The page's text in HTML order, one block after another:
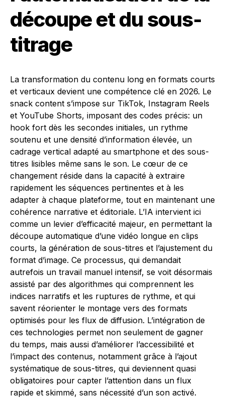
découpe et du sous-
titrage
La transformation du contenu long en formats courts
et verticaux devient une compétence clé en 2026. Le
snack content s’impose sur TikTok, Instagram Reels
et YouTube Shorts, imposant des codes précis: un
hook fort dès les secondes initiales, un rythme
soutenu et une densité d’information élevée, un
cadrage vertical adapté au smartphone et des sous-
titres lisibles même sans le son. Le cœur de ce
changement réside dans la capacité à extraire
rapidement les séquences pertinentes et à les
adapter à chaque plateforme, tout en maintenant une
cohérence narrative et éditoriale. L’IA intervient ici
comme un levier d’efficacité majeur, en permettant la
découpe automatique d’une vidéo longue en clips
courts, la génération de sous-titres et l’ajustement du
format d’image. Ce processus, qui demandait
autrefois un travail manuel intensif, se voit désormais
assisté par des algorithmes qui comprennent les
indices narratifs et les ruptures de rythme, et qui
savent réorienter le montage vers des formats
optimisés pour les flux de diffusion. L’intégration de
ces technologies permet non seulement de gagner
du temps, mais aussi d’améliorer l’accessibilité et
l’impact des contenus, notamment grâce à l’ajout
systématique de sous-titres, qui deviennent quasi
obligatoires pour capter l’attention dans un flux
rapide et skimmé, sans nécessité d’un son activé.